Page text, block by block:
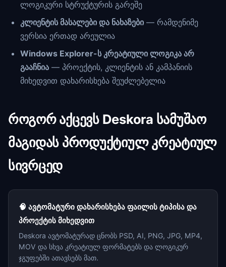
ლოგიკური სტრუქტურის გარეშე
კლიენტის მასალები და ნახაზები — რამდენიმე
ვერსია ერთად არეულია
Windows Explorer-ს კრეატიული ლოგიკა არ
გააჩნია — პროექტის, კლიენტის ან კამპანიის
მიხედვით დახარისხება შეუძლებელია
როგორ აქცევს Deskora სამუშაო
მაგიდას პროდუქტიულ კრეატიულ
სივრცედ
🧠 ავტომატური დახარისხება ფაილის ტიპისა და
პროექტის მიხედვით
Deskora ავტომატურად ცნობს PSD, AI, PNG, JPG, MP4,
MOV და სხვა კრეატიულ ფორმატებს და ლოგიკურ
ჯგუფებში ათავსებს მათ.